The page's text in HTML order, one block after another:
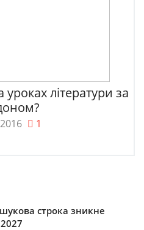
літератури за
1
строка зникне